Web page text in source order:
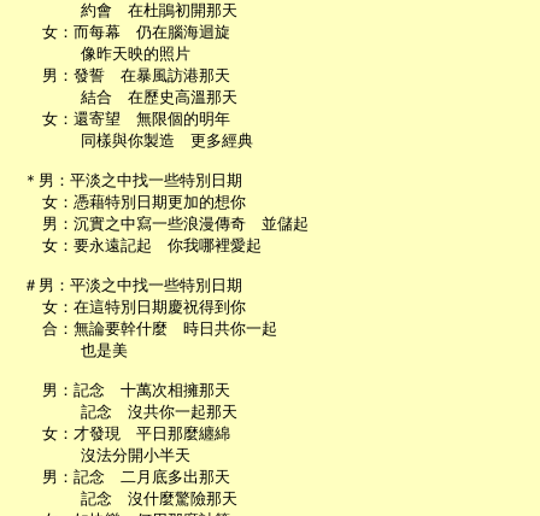
       約會　在杜鵑初開那天
   女：而每幕　仍在腦海迴旋
       像昨天映的照片
   男：發誓　在暴風訪港那天
       結合　在歷史高溫那天
   女：還寄望　無限個的明年
       同樣與你製造　更多經典
＊男：平淡之中找一些特別日期
   女：憑藉特別日期更加的想你
   男：沉實之中寫一些浪漫傳奇　並儲起
   女：要永遠記起　你我哪裡愛起
＃男：平淡之中找一些特別日期
   女：在這特別日期慶祝得到你
   合：無論要幹什麼　時日共你一起
       也是美
   男：記念　十萬次相擁那天
       記念　沒共你一起那天
   女：才發現　平日那麼纏綿
       沒法分開小半天
   男：記念　二月底多出那天
       記念　沒什麼驚險那天